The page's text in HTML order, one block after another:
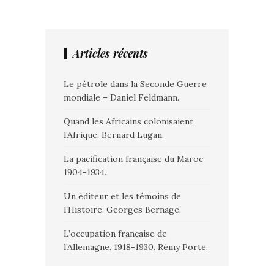
Articles récents
Le pétrole dans la Seconde Guerre
mondiale – Daniel Feldmann.
Quand les Africains colonisaient
l’Afrique. Bernard Lugan.
La pacification française du Maroc
1904-1934.
Un éditeur et les témoins de
l’Histoire. Georges Bernage.
L’occupation française de
l’Allemagne. 1918-1930. Rémy Porte.